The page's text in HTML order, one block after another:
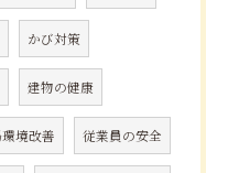
かび対策
建物の健康
境改善 従業員の安全